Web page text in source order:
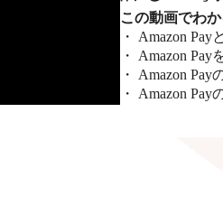
この動画でわ
・ Amazon Pay
・ Amazon
・ Amazon Pay
・ Amazon Pay